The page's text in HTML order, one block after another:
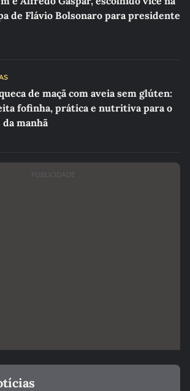
de Flávio Bolsonaro para presidente
de maçã com aveia sem glúten:
fofinha, prática e nutritiva para o
da manhã
PUBLICIDADE